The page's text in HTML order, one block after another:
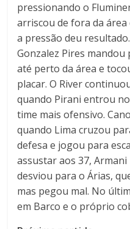
pressionando o
arriscou de fora da
a pressão deu
Gonzalez Pires
até perto da área e
placar. O River
quando Pirani entrou
time mais ofensivo.
quando Lima cruzou
defesa e jogou para
assustar aos 37,
desviou para o Árias,
mas pegou mal. No
em Barco e o próprio